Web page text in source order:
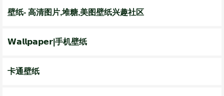
壁纸- 高清图片,堆糖,美图壁纸兴趣社区
𝗪𝗮𝗹𝗹𝗽𝗮𝗽𝗲𝗿|手机壁纸
卡通壁纸